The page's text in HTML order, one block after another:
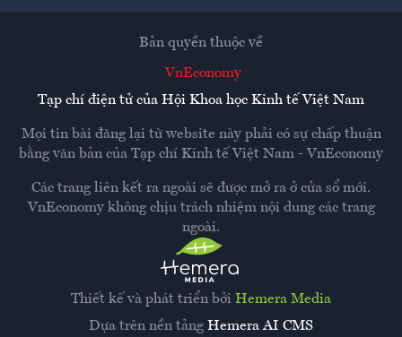
Thiết kế và phát triển bởi Hemera Media
Dựa trên nền tảng Hemera AI CMS
Bản quyền thuộc về
VnEconomy
Tạp chí điện tử của Hội Khoa học Kinh tế Việt Nam
Mọi tin bài đăng lại từ website này phải có sự chấp thuận
bằng văn bản của Tạp chí Kinh tế Việt Nam - VnEconomy
Các trang liên kết ra ngoài sẽ được mở ra ở cửa sổ mới.
VnEconomy không chịu trách nhiệm nội dung các trang
ngoài.